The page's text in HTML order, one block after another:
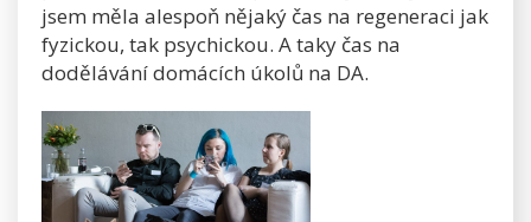
jsem měla alespoň nějaký čas na regeneraci jak
fyzickou, tak psychickou. A taky čas na
dodělávání domácích úkolů na DA.